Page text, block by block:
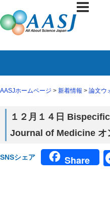
AASJホームページ > 新着情報 > 論文ウ
１２月１４日
Journal of Medicine オ
SNSシェア Share